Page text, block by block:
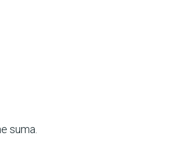
suma.